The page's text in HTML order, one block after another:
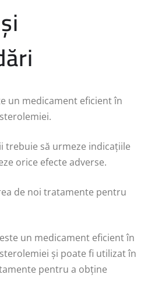
un medicament eficient în
trebuie să urmeze indicațiile
orice efecte adverse.
de noi tratamente pentru
un medicament eficient în
și poate fi utilizat în
pentru a obține